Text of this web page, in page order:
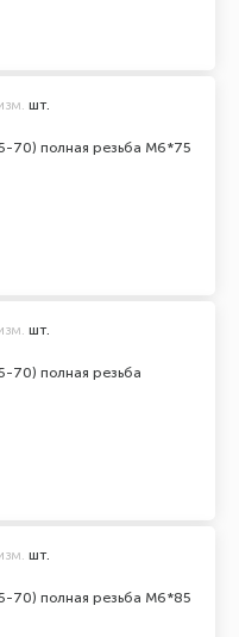
70) полная резьба М6*75
шт.
полная резьба
шт.
70) полная резьба М6*85
шт.